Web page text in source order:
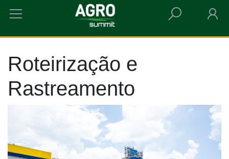
HOME ROTEIRIZAÇÃO E RASTREAMENTO
Roteirização e
Rastreamento